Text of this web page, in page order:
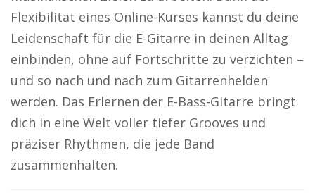
Flexibilität eines Online-Kurses kannst du deine
Leidenschaft für die E-Gitarre in deinen Alltag
einbinden, ohne auf Fortschritte zu verzichten –
und so nach und nach zum Gitarrenhelden
werden. Das Erlernen der E-Bass-Gitarre bringt
dich in eine Welt voller tiefer Grooves und
präziser Rhythmen, die jede Band
zusammenhalten.